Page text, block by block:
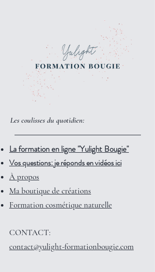
Les coulisses du quotidien:
La formation en ligne "Yulight Bougie"
Vos questions: je réponds en vidéos ici
À propos
Ma boutique de créations
Formation cosmétique naturelle
CONTACT:
contact@yulight-formationbougie.com